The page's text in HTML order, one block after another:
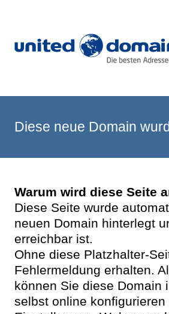
Diese neue Domain
Warum wird diese Seite
Diese Seite wurde
neuen Domain hinterlegt
erreichbar ist.
Ohne diese Platzhalter-
Fehlermeldung erhalten.
können Sie diese Domain
selbst online